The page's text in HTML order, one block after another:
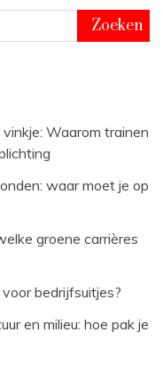
Waarom trainen
waar moet je op
groene carrières
bedrijfsuitjes?
en milieu: hoe pak je